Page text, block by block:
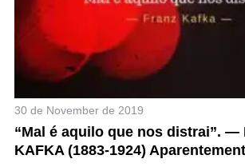
30 de November de 2019
“Mal é aquilo que nos distrai”. —
KAFKA (1883-1924)